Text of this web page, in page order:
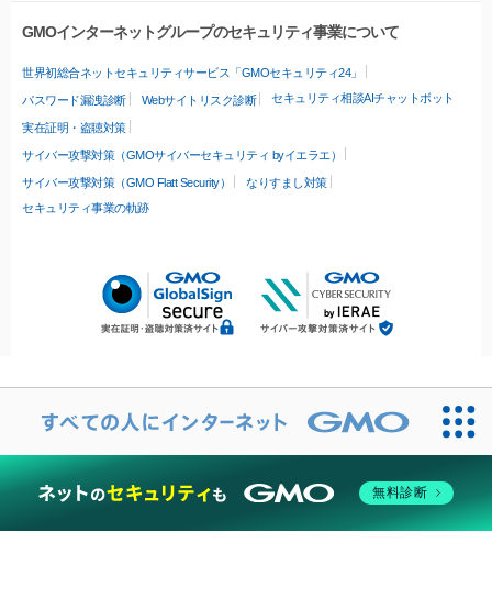
GMOインターネットグループのセキュリティ事業について
世界初総合ネットセキュリティサービス「GMOセキュリティ24」
パスワード漏洩診断 Webサイトリスク診断 セキュリティ相談AIチャットボット
実在証明・盗聴対策
サイバー攻撃対策（GMOサイバーセキュリティ byイエラエ）
サイバー攻撃対策（GMO Flatt Security）
なりすまし対策
セキュリティ事業の軌跡
無料診断